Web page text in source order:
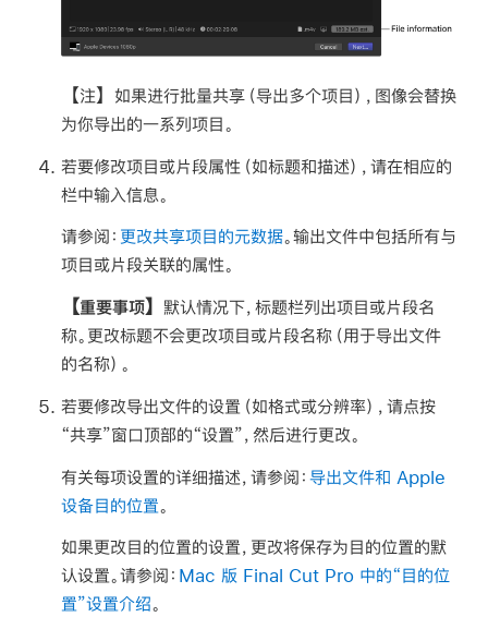
【注】如果进行批量共享（导出多个项目），图像会替换
为你导出的一系列项目。
若要修改项目或片段属性（如标题和描述），请在相应的
栏中输入信息。
请参阅： 更改共享项目的元数据。输出文件中包括所有与
项目或片段关联的属性。
【重要事项】 默认情况下，标题栏列出项目或片段名
称。更改标题不会更改项目或片段名称（用于导出文件
的名称）。
若要修改导出文件的设置（如格式或分辨率），请点按
“共享”窗口顶部的“设置”，然后进行更改。
有关每项设置的详细描述，请参阅：导出文件和 Apple
设备目的位置。
如果更改目的位置的设置，更改将保存为目的位置的默
认设置。请参阅： Mac 版 Final Cut Pro 中的“目的位
置”设置介绍。